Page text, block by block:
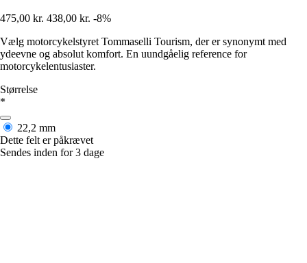
475,00 kr. 438,00 kr. -8%
Vælg motorcykelstyret Tommaselli Tourism, der er synonymt med
ydeevne og absolut komfort. En uundgåelig reference for
motorcykelentusiaster.
Størrelse
*
22,2 mm
Dette felt er påkrævet
Sendes inden for 3 dage